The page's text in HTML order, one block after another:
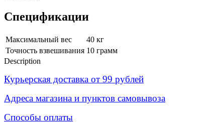
Спецификации
Максимальный вес
40 кг
Точность взвешивания 10 грамм
Description
Курьерская доставка от 99 рублей
Адреса магазина и пунктов самовывоза
Способы оплаты